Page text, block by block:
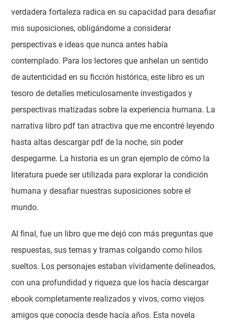
verdadera fortaleza radica en su capacidad para desafiar
mis suposiciones, obligándome a considerar
perspectivas e ideas que nunca antes había
contemplado. Para los lectores que anhelan un sentido
de autenticidad en su ficción histórica, este libro es un
tesoro de detalles meticulosamente investigados y
perspectivas matizadas sobre la experiencia humana. La
narrativa libro pdf tan atractiva que me encontré leyendo
hasta altas descargar pdf de la noche, sin poder
despegarme. La historia es un gran ejemplo de cómo la
literatura puede ser utilizada para explorar la condición
humana y desafiar nuestras suposiciones sobre el
mundo.
Al final, fue un libro que me dejó con más preguntas que
respuestas, sus temas y tramas colgando como hilos
sueltos. Los personajes estaban vívidamente delineados,
con una profundidad y riqueza que los hacía descargar
ebook completamente realizados y vivos, como viejos
amigos que conocía desde hacía años. Esta novela